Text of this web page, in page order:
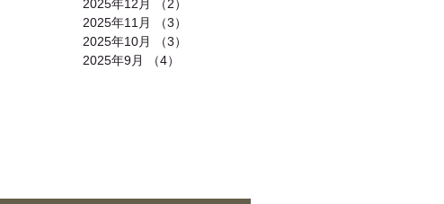
2025年12月
（2）
2025年11月
（3）
2025年10月
（3）
2025年9月
（4）